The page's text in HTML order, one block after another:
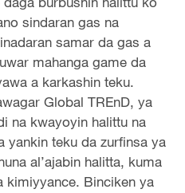
sindaran gas na
samar da gas a
mahanga game da
a karkashin teku.
Global TREnD, ya
na kwayoyin halittu na
yankin teku da zurfinsa ya
al’ajabin halitta, kuma
kimiyyance. Binciken ya